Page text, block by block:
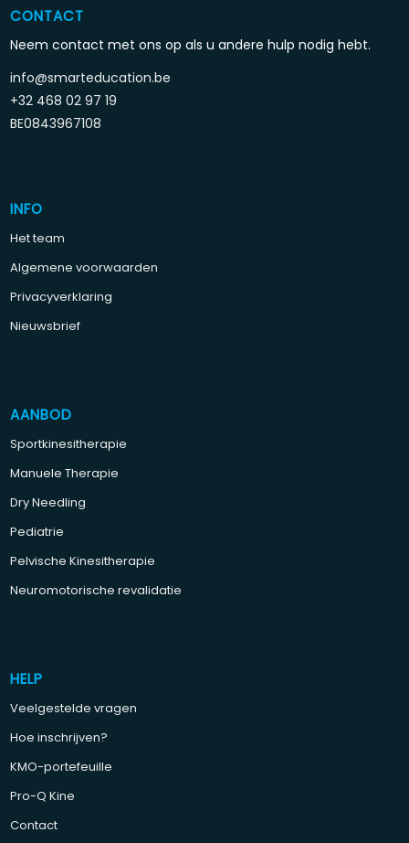
CONTACT
Neem contact met ons op als u andere hulp nodig hebt.
info@smarteducation.be
+32 468 02 97 19
BE0843967108
INFO
Het team
Algemene voorwaarden
Privacyverklaring
Nieuwsbrief
AANBOD
Sportkinesitherapie
Manuele Therapie
Dry Needling
Pediatrie
Pelvische Kinesitherapie
Neuromotorische revalidatie
HELP
Veelgestelde vragen
Hoe inschrijven?
KMO-portefeuille
Pro-Q Kine
Contact